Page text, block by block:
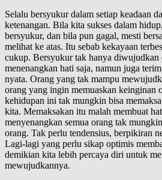
Selalu bersyukur dalam setiap keadaan
ketenangan. Bila kita sukses dalam
bersyukur, dan bila pun gagal, mesti
melihat ke atas. Itu sebab kekayaan
cukup. Bersyukur tak hanya diwujudkan
menenangkan hati saja, namun juga
nyata. Orang yang tak mampu
orang yang ingin memuaskan keinginan
kehidupan ini tak mungkin bisa
kita. Memaksakan itu malah membuat
menyenangkan semua orang tak
orang. Tak perlu tendensius, berpikiran
Lagi-lagi yang perlu sikap optimis
demikian kita lebih percaya diri untuk
mewujudkannya.